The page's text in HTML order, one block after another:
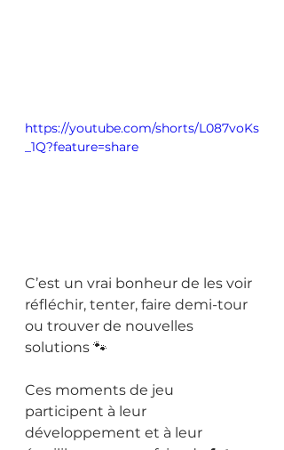
https://youtube.com/shorts/L087voKs
_1Q?feature=share
C’est un vrai bonheur de les voir
réfléchir, tenter, faire demi-tour
ou trouver de nouvelles
solutions 🐾
Ces moments de jeu
participent à leur
développement et à leur